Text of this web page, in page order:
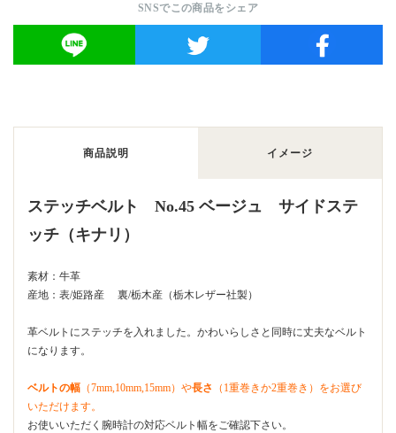
SNSでこの商品をシェア
商品説明 イメージ
ステッチベルト No.45 ベージュ サイドステ
ッチ（キナリ）
素材：牛革
産地：表/姫路産 裏/栃木産（栃木レザー社製）
革ベルトにステッチを入れました。かわいらしさと同時に丈夫なベルト
になります。
ベルトの幅 （7mm,10mm,15mm）や長さ
（1重巻きか2重巻き）をお選び
いただけます。
お使いいただく腕時計の対応ベルト幅をご確認下さい。